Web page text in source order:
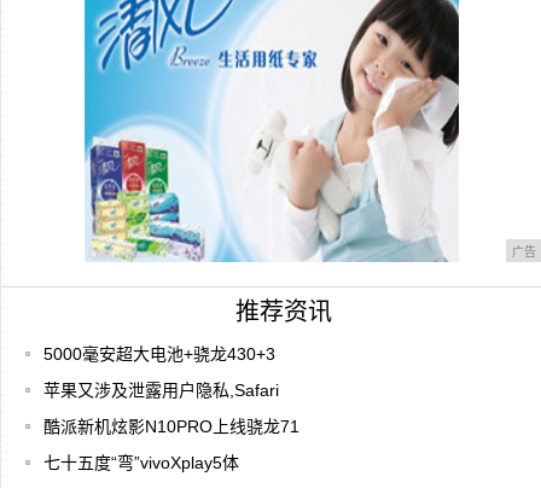
广告
推荐资讯
5000毫安超大电池+骁龙430+3
苹果又涉及泄露用户隐私,Safari
酷派新机炫影N10PRO上线骁龙71
七十五度“弯”vivoXplay5体